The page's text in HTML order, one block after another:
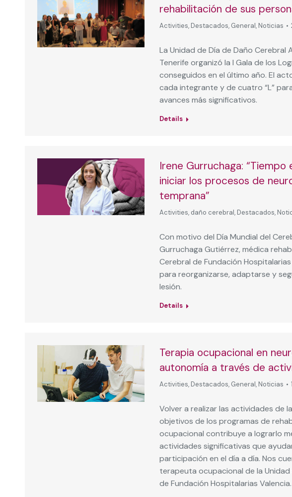
rehabilitación de sus
Activities, Destacados, General, Noticias
La Unidad de Día de Daño
Tenerife organizó la I Gala de los
conseguidos en el último año. El
cada integrante y de cuatro “L”
avances más significativos.
Details
Irene Gurruchaga:
iniciar los procesos de
temprana”
Activities, daño cerebral, Destacados,
Con motivo del Día Mundial del
Gurruchaga Gutiérrez, médica
Cerebral de Fundación
para reorganizarse, adaptarse y
lesión.
Details
Terapia ocupacional en
autonomía a través de
Activities, Destacados, General, Noticias
Volver a realizar las actividades de
objetivos de los programas de
ocupacional contribuye a lograrlo
actividades significativas que
participación en el día a día. Nos
terapeuta ocupacional de la
de Fundación Hospitalarias Valencia.